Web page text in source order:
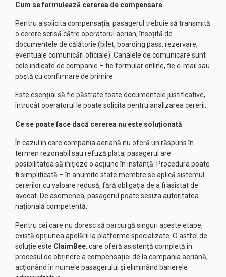
Cum se formulează cererea de compensare
Pentru a solicita compensația, pasagerul trebuie să transmită
o cerere scrisă către operatorul aerian, însoțită de
documentele de călătorie (bilet, boarding pass, rezervare,
eventuale comunicări oficiale). Canalele de comunicare sunt
cele indicate de companie – fie formular online, fie e-mail sau
poștă cu confirmare de primire.
Este esențial să fie păstrate toate documentele justificative,
întrucât operatorul le poate solicita pentru analizarea cererii.
Ce se poate face dacă cererea nu este soluționată
În cazul în care compania aeriană nu oferă un răspuns în
termen rezonabil sau refuză plata, pasagerul are
posibilitatea să inițieze o acțiune în instanță. Procedura poate
fi simplificată – în anumite state membre se aplică sistemul
cererilor cu valoare redusă, fără obligația de a fi asistat de
avocat. De asemenea, pasagerul poate sesiza autoritatea
națională competentă.
Pentru cei care nu doresc să parcurgă singuri aceste etape,
există opțiunea apelării la platforme specializate. O astfel de
soluție este ClaimBee, care oferă asistență completă în
procesul de obținere a compensației de la compania aeriană,
acționând în numele pasagerului și eliminând barierele